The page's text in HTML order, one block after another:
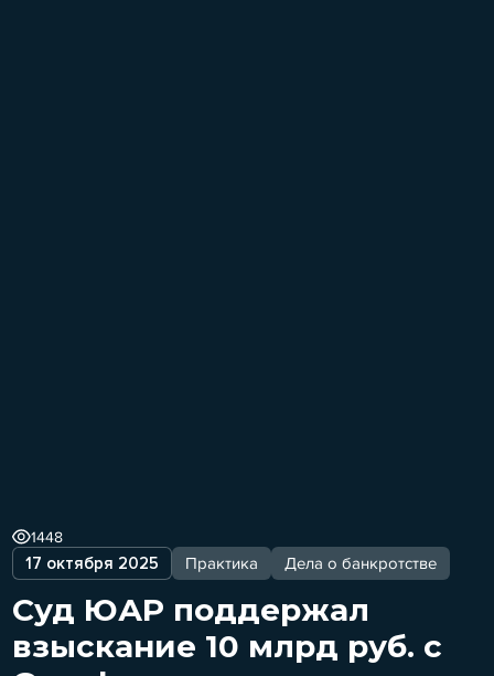
17 октября 2025 Практика Дела о банкротстве
1448
Суд ЮАР поддержал
взыскание 10 млрд руб. с